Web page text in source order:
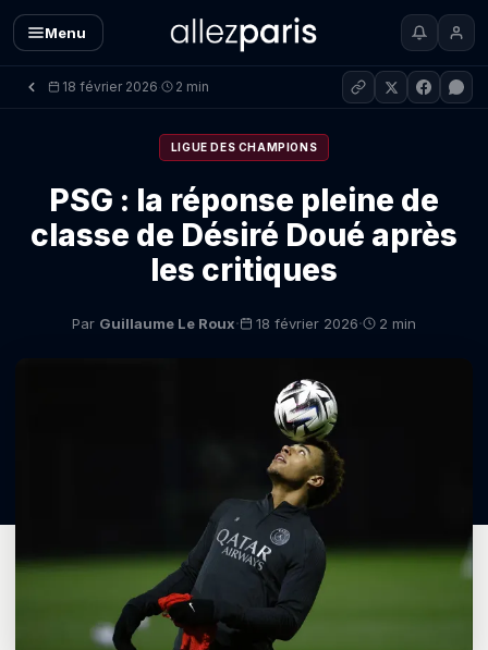
Menu
18 février 2026· 2 min
LIGUE DES CHAMPIONS
PSG : la réponse pleine de
classe de Désiré Doué après
les critiques
Par Guillaume Le Roux· 18 février 2026· 2 min